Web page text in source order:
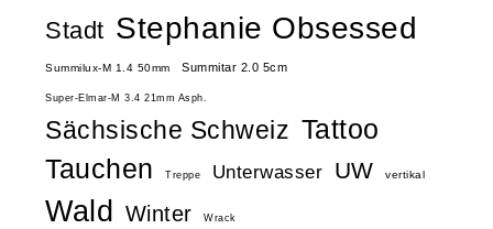
Stadt Stephanie Obsessed
Summilux-M 1.4 50mm Summitar 2.0 5cm
Super-Elmar-M 3.4 21mm Asph.
Sächsische Schweiz Tattoo
Tauchen
Treppe Unterwasser UW vertikal
Wald Winter Wrack